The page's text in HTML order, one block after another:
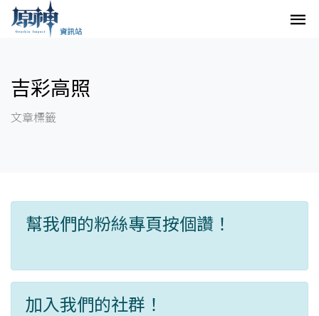
吉彩高照
文章標籤
幫我們的粉絲專頁按個讚！
加入我們的社群！